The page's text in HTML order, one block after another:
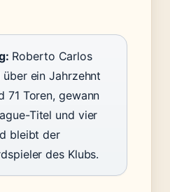
Roberto Carlos
ein Jahrzehnt
71 Toren, gewann
Titel und vier
bleibt der
des Klubs.